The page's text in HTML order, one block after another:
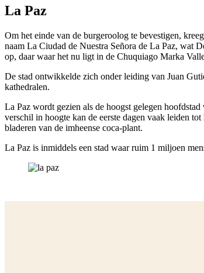
La Paz
Om het einde van de burgeroolog te bevestigen,
naam La Ciudad de Nuestra Señora de La Paz, wat
op, daar waar het nu ligt in de Chuquiago Marka
De stad ontwikkelde zich onder leiding van Juan
kathedralen.
La Paz wordt gezien als de hoogst gelegen
verschil in hoogte kan de eerste dagen vaak leiden
bladeren van de imheense coca-plant.
La Paz is inmiddels een stad waar ruim 1 miljoen